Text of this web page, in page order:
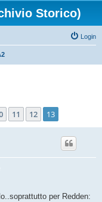
Storico)
Login
11 12 13
per Redden: